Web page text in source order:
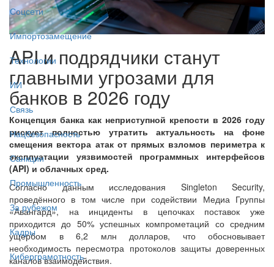
Соцсети
Импортозамещение
Технологии
ИИ
Связь
Нацбезопасность
Санкции
Промышленность
За рубежом
Кадры
Киберграмотность
API и подрядчики станут
главными угрозами для
банков в 2026 году
Концепция банка как неприступной крепости в 2026 году
рискует полностью утратить актуальность на фоне
смещения вектора атак от прямых взломов периметра к
эксплуатации уязвимостей программных интерфейсов
(API) и облачных сред.
Согласно данным исследования Singleton Security,
проведённого в том числе при содействии Медиа Группы
«Авангард», на инциденты в цепочках поставок уже
приходится до 50% успешных компрометаций со средним
ущербом в 6,2 млн долларов, что обосновывает
необходимость пересмотра протоколов защиты доверенных
каналов взаимодействия.